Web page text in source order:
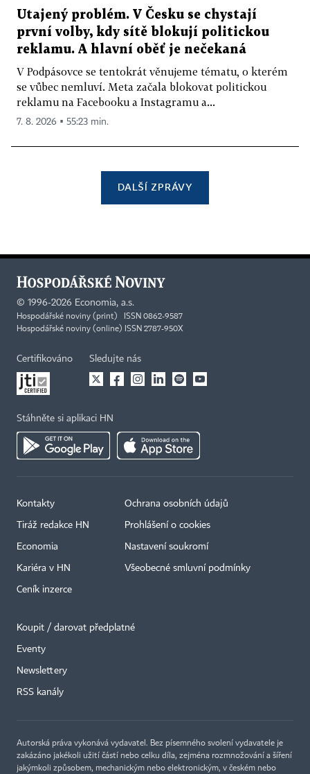
Utajený problém. V Česku se chystají
první volby, kdy sítě blokují politickou
reklamu. A hlavní oběť je nečekaná
V Podpásovce se tentokrát věnujeme tématu, o kterém
se vůbec nemluví. Meta začala blokovat politickou
reklamu na Facebooku a Instagramu a...
7. 8. 2026 ▪ 55:23 min.
DALŠÍ ZPRÁVY
© 1996-2026 Economia, a.s.
Hospodářské noviny (print) ISSN 0862-9587
Hospodářské noviny (online) ISSN 2787-950X
Certifikováno Sledujte nás
Stáhněte si aplikaci HN
Kontakty
Tiráž redakce HN
Economia
Kariéra v HN
Ceník inzerce
Ochrana osobních údajů
Prohlášení o cookies
Nastavení soukromí
Všeobecné smluvní podmínky
Koupit / darovat předplatné
Eventy
Newslettery
RSS kanály
Autorská práva vykonává vydavatel. Bez písemného svolení vydavatele je
zakázáno jakékoli užití částí nebo celku díla, zejména rozmnožování a šíření
jakýmkoli způsobem, mechanickým nebo elektronickým, v českém nebo